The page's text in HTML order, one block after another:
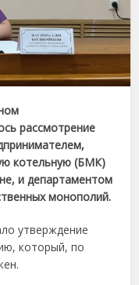
рассмотрение
котельную (БМК)
и департаментом
монополий.
утверждение
который, по